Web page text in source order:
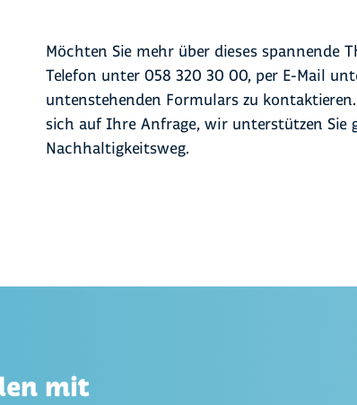
der Auswahl und der Aufbereitung der
Zertifizierungen hinsichtlich
Identifizieren potenzieller Massnahmen
Möchten Sie mehr über dieses spannende
Telefon unter 058 320 30 00, per E-Mail
untenstehenden Formulars zu
sich auf Ihre Anfrage, wir unterstützen
Nachhaltigkeitsweg.
mit